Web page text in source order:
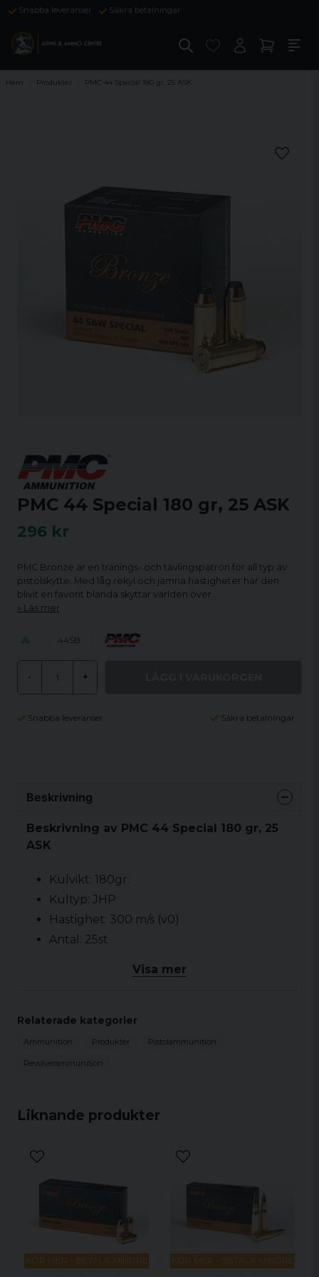
Snabba leveranser Säkra betalningar
Hem Produkter PMC 44 Special 180 gr, 25 ASK
PMC 44 Special 180 gr, 25 ASK
296 kr
PMC Bronze är en tränings- och tävlingspatron för all typ av
pistolskytte. Med låg rekyl och jämna hastigheter har den
blivit en favorit blanda skyttar världen över.
Läs mer
44SB
- +
Snabba leveranser Säkra betalningar
Liknande produkter
KÖP MER - BETALA MINDRE KÖP MER - BETALA MINDRE
Beskrivning
Beskrivning av PMC 44 Special 180 gr, 25
ASK
Kulvikt: 180gr.
Kultyp: JHP
Hastighet: 300 m/s (v0)
Antal: 25st
Visa mer
Relaterade kategorier
Ammunition Produkter Pistolammunition
Revolverammunition